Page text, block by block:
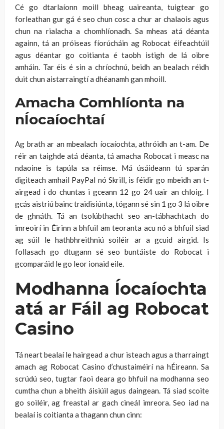
Cé go dtarlaíonn moill bheag uaireanta, tuigtear go
forleathan gur gá é seo chun cosc a chur ar chalaois agus
chun na rialacha a chomhlíonadh. Sa mheas atá déanta
againn, tá an próiseas fíorúcháin ag Robocat éifeachtúil
agus déantar go coitianta é taobh istigh de lá oibre
amháin. Tar éis é sin a chríochnú, beidh an bealach réidh
duit chun aistarraingtí a dhéanamh gan mhoill.
Amacha Comhlíonta na
nÍocaíochtaí
Ag brath ar an mbealach íocaíochta, athróidh an t-am. De
réir an taighde atá déanta, tá amacha Robocat i measc na
ndaoine is tapúla sa réimse. Má úsáideann tú sparán
digiteach amhail PayPal nó Skrill, is féidir go mbeidh an t-
airgead i do chuntas i gceann 12 go 24 uair an chloig. I
gcás aistriú bainc traidisiúnta, tógann sé sin 1 go 3 lá oibre
de ghnáth. Tá an tsolúbthacht seo an-tábhachtach do
imreoirí in Éirinn a bhfuil am teoranta acu nó a bhfuil siad
ag súil le hathbhreithniú soiléir ar a gcuid airgid. Is
follasach go dtugann sé seo buntáiste do Robocat i
gcomparáid le go leor ionaid eile.
Modhanna Íocaíochta
atá ar Fáil ag Robocat
Casino
Tá neart bealaí le hairgead a chur isteach agus a tharraingt
amach ag Robocat Casino d’chustaiméirí na hÉireann. Sa
scrúdú seo, tugtar faoi deara go bhfuil na modhanna seo
cumtha chun a bheith áisiúil agus daingean. Tá siad scoite
go soiléir, ag freastal ar gach cineál imreora. Seo iad na
bealaí is coitianta a thagann chun cinn: